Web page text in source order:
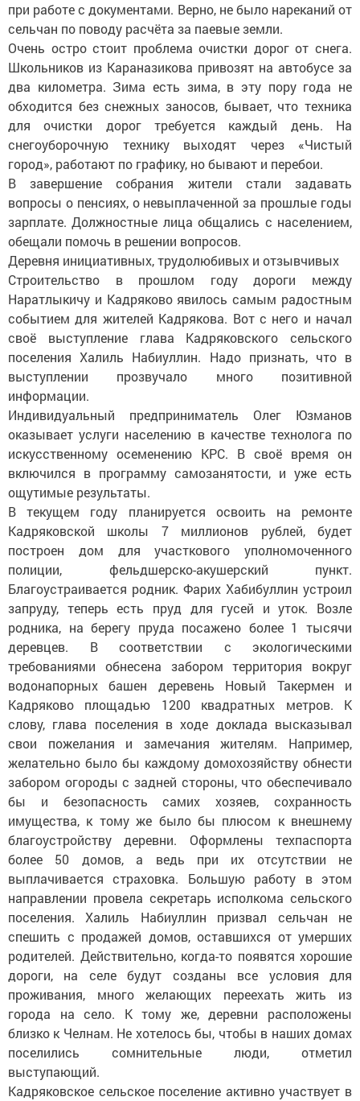
при работе с документами. Верно, не было нареканий от
сельчан по поводу расчёта за паевые земли.
Очень остро стоит проблема очистки дорог от снега.
Школьников из Караназикова привозят на автобусе за
два километра. Зима есть зима, в эту пору года не
обходится без снежных заносов, бывает, что техника
для очистки дорог требуется каждый день. На
снегоуборочную технику выходят через «Чистый
город», работают по графику, но бывают и перебои.
В завершение собрания жители стали задавать
вопросы о пенсиях, о невыплаченной за прошлые годы
зарплате. Должностные лица общались с населением,
обещали помочь в решении вопросов.
Деревня инициативных, трудолюбивых и отзывчивых
Строительство в прошлом году дороги между
Наратлыкичу и Кадряково явилось самым радостным
событием для жителей Кадрякова. Вот с него и начал
своё выступление глава Кадряковского сельского
поселения Халиль Набиуллин. Надо признать, что в
выступлении прозвучало много позитивной
информации.
Индивидуальный предприниматель Олег Юзманов
оказывает услуги населению в качестве технолога по
искусственному осеменению КРС. В своё время он
включился в программу самозанятости, и уже есть
ощутимые результаты.
В текущем году планируется освоить на ремонте
Кадряковской школы 7 миллионов рублей, будет
построен дом для участкового уполномоченного
полиции, фельдшерско-акушерский пункт.
Благоустраивается родник. Фарих Хабибуллин устроил
запруду, теперь есть пруд для гусей и уток. Возле
родника, на берегу пруда посажено более 1 тысячи
деревцев. В соответствии с экологическими
требованиями обнесена забором территория вокруг
водонапорных башен деревень Новый Такермен и
Кадряково площадью 1200 квадратных метров. К
слову, глава поселения в ходе доклада высказывал
свои пожелания и замечания жителям. Например,
желательно было бы каждому домохозяйству обнести
забором огороды с задней стороны, что обеспечивало
бы и безопасность самих хозяев, сохранность
имущества, к тому же было бы плюсом к внешнему
благоустройству деревни. Оформлены техпаспорта
более 50 домов, а ведь при их отсутствии не
выплачивается страховка. Большую работу в этом
направлении провела секретарь исполкома сельского
поселения. Халиль Набиуллин призвал сельчан не
спешить с продажей домов, оставшихся от умерших
родителей. Действительно, когда-то появятся хорошие
дороги, на селе будут созданы все условия для
проживания, много желающих переехать жить из
города на село. К тому же, деревни расположены
близко к Челнам. Не хотелось бы, чтобы в наших домах
поселились сомнительные люди, отметил
выступающий.
Кадряковское сельское поселение активно участвует в